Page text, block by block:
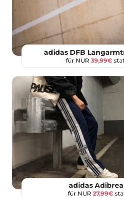
adidas DFB
für NUR 39,99€
adidas
für NUR 27,99€